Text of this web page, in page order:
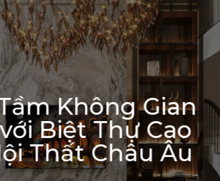
Không Gian
Biệt Thự Cao
Thất Châu Âu